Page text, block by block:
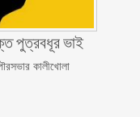
পুত্রবধূর ভাই
কালীখোলা